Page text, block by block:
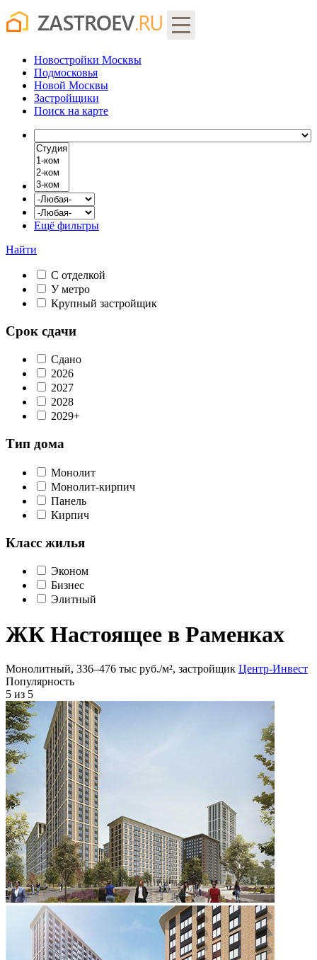
Новостройки Москвы
Подмосковья
Новой Москвы
Застройщики
Поиск на карте
Ещё фильтры
Найти
С отделкой
У метро
Крупный застройщик
Срок сдачи
Сдано
2026
2027
2028
2029+
Тип дома
Монолит
Монолит-кирпич
Панель
Кирпич
Класс жилья
Эконом
Бизнес
Элитный
ЖК Настоящее в Раменках
Монолитный, 336‒476 тыс руб./м², застройщик Центр-Инвест
Популярность
5 из 5